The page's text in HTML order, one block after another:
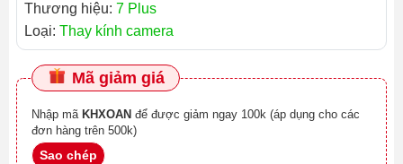
Thương hiệu: 7 Plus
Loại: Thay kính camera
Mã giảm giá
Nhập mã KHXOAN
đơn hàng trên 500k)
Sao chép